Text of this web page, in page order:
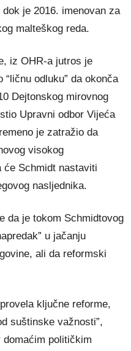
je 2016. imenovan za
malteškog reda.
iz OHR-a jutros je
odluku” da okonča
Dejtonskog mirovnog
Upravni odbor Vijeća
je zatražio da
visokog
će Schmidt nastaviti
nasljednika.
da je tokom Schmidtovog
u jačanju
ali da reformski
ključne reforme,
suštinske važnosti”,
političkim